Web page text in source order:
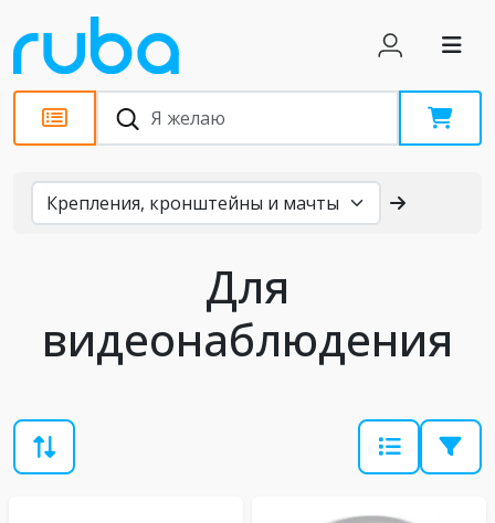
Каталог
Для
видеонаблюдения